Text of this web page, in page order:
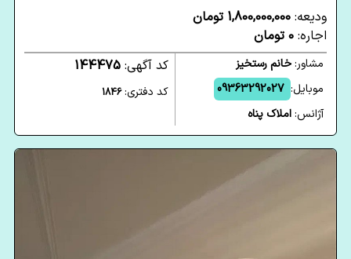
ودیعه: 1,800,000,000 تومان
اجاره: 0 تومان
مشاور:خانم رستخیز
موبایل: 09363292027
آژانس:املاک پناه
کد آگهی: 144475
کد دفتری:1846